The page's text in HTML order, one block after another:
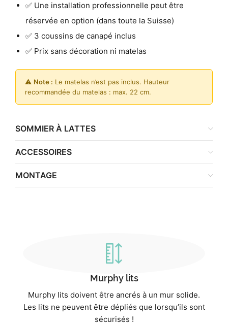
✅ Une installation professionnelle peut être
réservée en option (dans toute la Suisse)
✅ 3 coussins de canapé inclus
✅ Prix sans décoration ni matelas
⚠️ Note : Le matelas n’est pas inclus. Hauteur
recommandée du matelas : max. 22 cm.
SOMMIER À LATTES
ACCESSOIRES
MONTAGE
Murphy lits
Murphy lits doivent être ancrés à un mur solide.
Les lits ne peuvent être dépliés que lorsqu’ils sont
sécurisés !